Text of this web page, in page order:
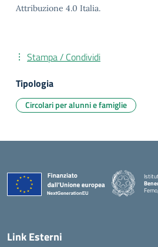
Attribuzione 4.0 Italia.
Stampa / Condividi
Tipologia
Circolari per alunni e famiglie
Link Esterni